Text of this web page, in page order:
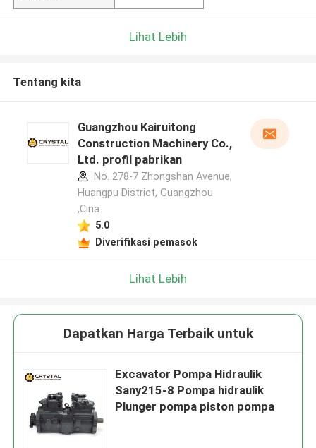
Lihat Lebih
Tentang kita
Guangzhou Kairuitong
Construction Machinery Co.,
Ltd. profil pabrikan
No. 278-7 Zhongshan Avenue,
Huangpu District, Guangzhou
,Cina
5.0
Diverifikasi pemasok
Lihat Lebih
Dapatkan Harga Terbaik untuk
Excavator Pompa Hidraulik
Sany215-8 Pompa hidraulik
Plunger pompa piston pompa